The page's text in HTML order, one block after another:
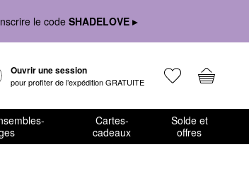
le code SHADELOVE ▸
Ouvrir une session
pour profiter de l’expédition GRATUITE
Cartes-
cadeaux
Solde et
offres